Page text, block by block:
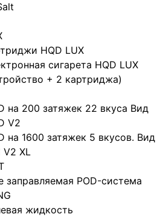
HQD LUX
сигарета HQD LUX
+ 2 картриджа)
на 200 затяжек 22 вкуса Вид
V2
на 1600 затяжек 5 вкусов. Вид
V2 XL
заправляемая POD-система
жидкость